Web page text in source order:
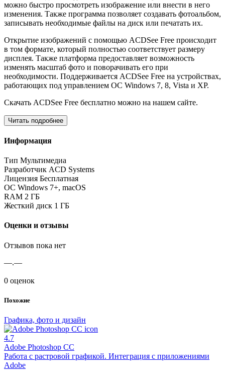
можно быстро просмотреть изображение или внести в него
изменения. Также программа позволяет создавать фотоальбом,
записывать необходимые файлы на диск или печатать их.
Открытие изображений с помощью ACDSee Free происходит
в том формате, который полностью соответствует размеру
дисплея. Также платформа предоставляет возможность
изменять масштаб фото и поворачивать его при
необходимости. Поддерживается ACDSee Free на устройствах,
работающих под управлением ОС Windows 7, 8, Vista и XP.
Скачать ACDSee Free бесплатно можно на нашем сайте.
Читать подробнее
Информация
Тип Мультимедиа
Разработчик ACD Systems
Лицензия Бесплатная
ОС Windows 7+, macOS
RAM 2 ГБ
Жесткий диск 1 ГБ
Оценки и отзывы
Отзывов пока нет
—.—
0 оценок
Похожие
Графика, фото и дизайн
4.7
Adobe Photoshop CC
Работа с растровой графикой. Интеграция с приложениями
Adobe